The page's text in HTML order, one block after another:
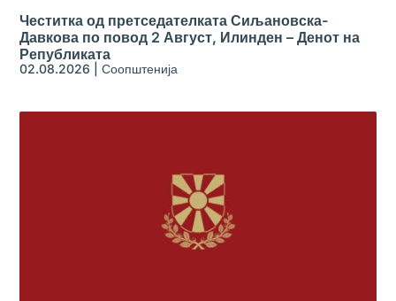
Честитка од претседателката Сиљановска-
Давкова по повод 2 Август, Илинден – Денот на
Републиката
02.08.2026 |Соопштенија